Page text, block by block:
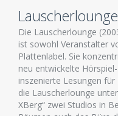
Lauscherlounge
Die Lauscherlounge
ist sowohl Veranstalter
Plattenlabel. Sie
neu entwickelte
inszenierte Lesungen
die Lauscherlounge
XBerg“ zwei Studios in